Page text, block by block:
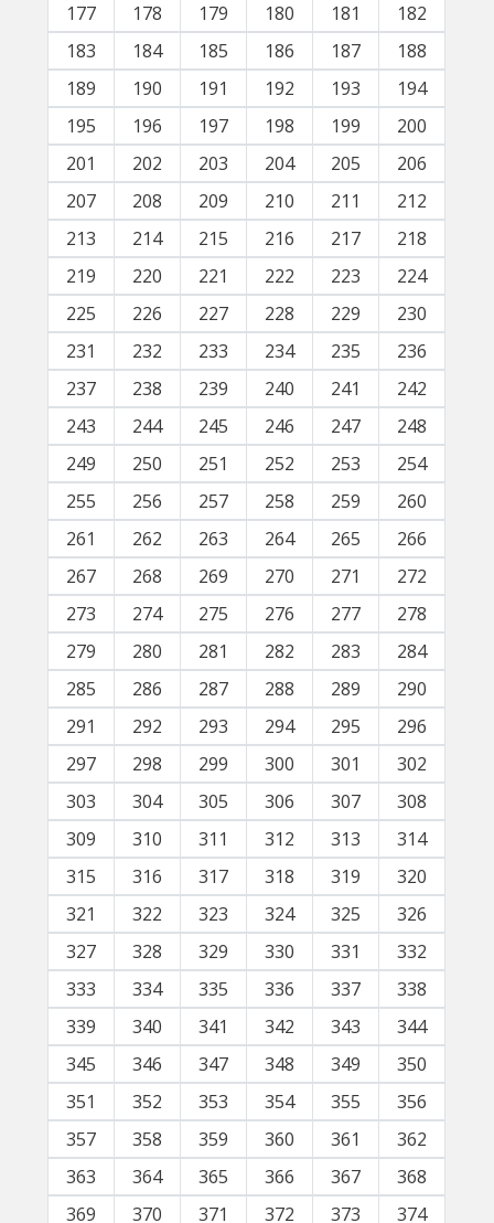
177
178 179 180 181
182
183
184 185 186 187
188
189
190 191 192 193
194
195
196 197 198 199
200
201
202 203 204 205
206
207
208 209 210 211
212
213
214 215 216 217
218
219
220 221 222 223
224
225
226 227 228 229
230
231
232 233 234 235
236
237
238 239 240 241
242
243
244 245 246 247
248
249
250 251 252 253
254
255
256 257 258 259
260
261
262 263 264 265
266
267
268 269 270 271
272
273
274 275 276 277
278
279
280 281 282 283
284
285
286 287 288 289
290
291
292 293 294 295
296
297
298 299 300 301
302
303
304 305 306 307
308
309
310 311 312 313
314
315
316 317 318 319
320
321
322 323 324 325
326
327
328 329 330 331
332
333
334 335 336 337
338
339
340 341 342 343
344
345
346 347 348 349
350
351
352 353 354 355
356
357
358 359 360 361
362
363
364 365 366 367
368
369
370 371 372 373 374